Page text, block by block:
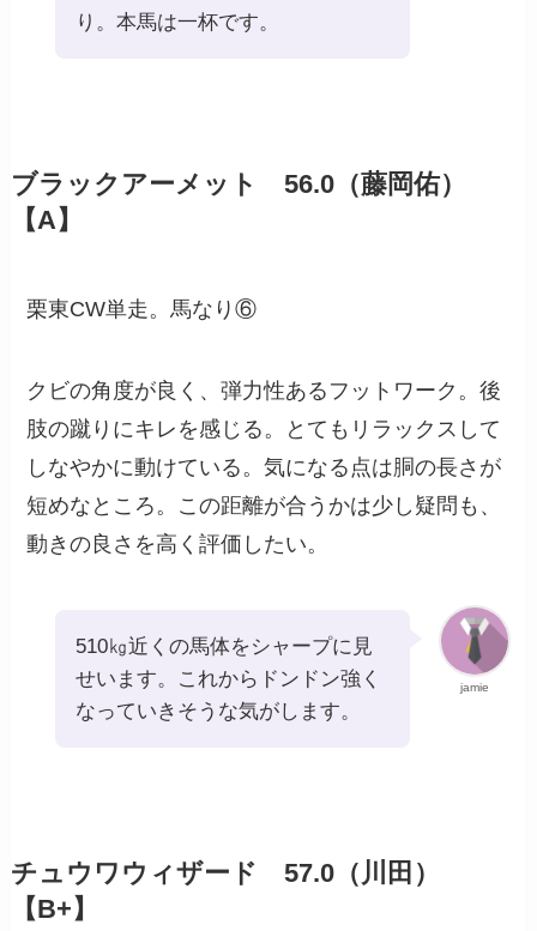
り。本馬は一杯です。
ブラックアーメット 56.0（藤岡佑）
【A】
栗東CW単走。馬なり⑥
クビの角度が良く、弾力性あるフットワーク。後
肢の蹴りにキレを感じる。とてもリラックスして
しなやかに動けている。気になる点は胴の長さが
短めなところ。この距離が合うかは少し疑問も、
動きの良さを高く評価したい。
jamie
510㎏近くの馬体をシャープに見
せいます。これからドンドン強く
なっていきそうな気がします。
チュウワウィザード 57.0（川田）
【B+】